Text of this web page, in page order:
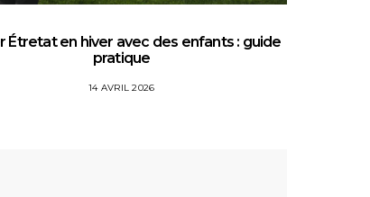
Étretat en hiver avec des enfants : guide
pratique
14 AVRIL 2026